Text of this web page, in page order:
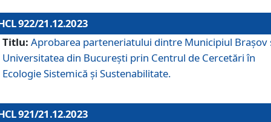
922/21.12.2023
Titlu: Aprobarea parteneriatului dintre Municipiul Brașov
Universitatea din București prin Centrul de Cercetări în
Ecologie Sistemică și Sustenabilitate.
921/21.12.2023